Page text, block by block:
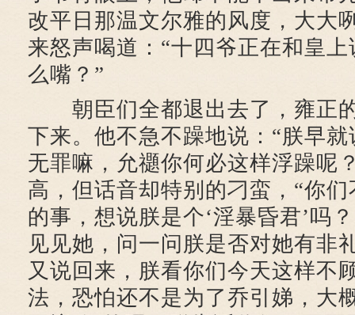
改平日那温文尔雅的风度，大大
来怒声喝道：“十四爷正在和皇
么嘴？”
朝臣们全都退出去了，雍正
下来。他不急不躁地说：“朕早
无罪嘛，允禵你何必这样浮躁呢
高，但话音却特别的刁蛮，“你
的事，想说朕是个‘淫暴昏君’吗
见见她，问一问朕是否对她有非
又说回来，朕看你们今天这样不
法，恐怕还不是为了乔引娣，大